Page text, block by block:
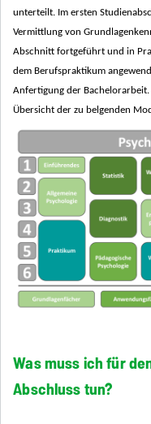
unterteilt. Im ersten
Vermittlung von
Abschnitt fortgeführt und in
dem Berufspraktikum
Anfertigung der
Übersicht der zu belgenden
Was muss ich für
Abschluss tun?